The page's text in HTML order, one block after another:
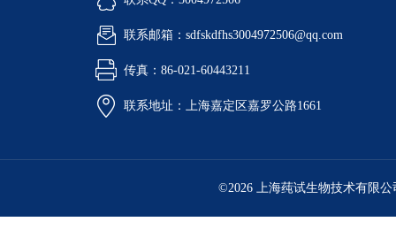
联系邮箱：sdfskdfhs3004972506@qq.com
传真：86-021-60443211
联系地址：上海嘉定区嘉罗公路1661
©2026 上海莼试生物技术有限